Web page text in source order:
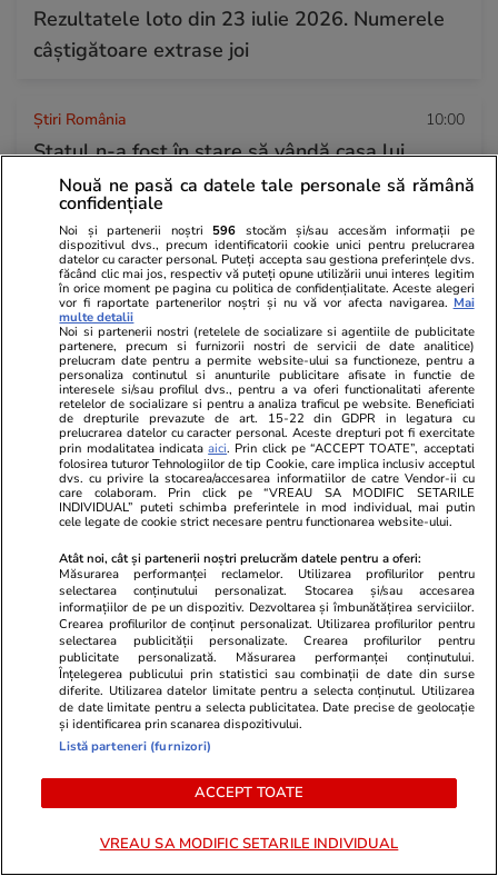
Rezultatele loto din 23 iulie 2026. Numerele
câștigătoare extrase joi
Știri România 10:00
Statul n-a fost în stare să vândă casa lui
Gheorghe Dincă, ajunsă o ruină la 7 ani de la
cazul Caracal. „Asta ar trebui dărâmată!”
Sănătate și Fitness 20:20
Încă un bebeluș a murit
așteptând un pat liber la secția
ATI de la Spitalul M.S. Curie. Dr.
Cîrstoveanu: „Deblocarea
posturilor este o gură de oxigen,
când ești în agonie”
Sănătate și
Admiterea
Record de
și interes
tinerii care
Lifestyle 18 iul.
Nouă ne pasă ca datele tale personale să rămână
confidențiale
Noi și partenerii noștri 596 stocăm și/sau accesăm informații pe
dispozitivul dvs., precum identificatorii cookie unici pentru prelucrarea
datelor cu caracter personal. Puteți accepta sau gestiona preferințele dvs.
făcând clic mai jos, respectiv vă puteți opune utilizării unui interes legitim
în orice moment pe pagina cu politica de confidențialitate. Aceste alegeri
vor fi raportate partenerilor noștri și nu vă vor afecta navigarea. Mai
multe detalii
Noi si partenerii nostri (retelele de socializare si agentiile de publicitate
partenere, precum si furnizorii nostri de servicii de date analitice)
prelucram date pentru a permite website-ului sa functioneze, pentru a
personaliza continutul si anunturile publicitare afisate in functie de
interesele si/sau profilul dvs., pentru a va oferi functionalitati aferente
retelelor de socializare si pentru a analiza traficul pe website. Beneficiati
de drepturile prevazute de art. 15-22 din GDPR in legatura cu
prelucrarea datelor cu caracter personal. Aceste drepturi pot fi exercitate
prin modalitatea indicataaici. Prin click pe “ACCEPT TOATE”, acceptati
folosirea tuturor Tehnologiilor de tip Cookie, care implica inclusiv acceptul
dvs. cu privire la stocarea/accesarea informatiilor de catre Vendor-ii cu
care colaboram. Prin click pe “VREAU SA MODIFIC SETARILE
INDIVIDUAL” puteti schimba preferintele in mod individual, mai putin
cele legate de cookie strict necesare pentru functionarea website-ului.
Atât noi, cât și partenerii noștri prelucrăm datele pentru a oferi:
Măsurarea performanței reclamelor. Utilizarea profilurilor pentru
selectarea conținutului personalizat. Stocarea și/sau accesarea
informațiilor de pe un dispozitiv. Dezvoltarea și îmbunătățirea serviciilor.
Crearea profilurilor de conținut personalizat. Utilizarea profilurilor pentru
selectarea publicității personalizate. Crearea profilurilor pentru
publicitate personalizată. Măsurarea performanței conținutului.
Înțelegerea publicului prin statistici sau combinații de date din surse
diferite. Utilizarea datelor limitate pentru a selecta conținutul. Utilizarea
de date limitate pentru a selecta publicitatea. Date precise de geolocație
și identificarea prin scanarea dispozitivului.
Listă parteneri (furnizori)
ACCEPT TOATE
VREAU SA MODIFIC SETARILE INDIVIDUAL